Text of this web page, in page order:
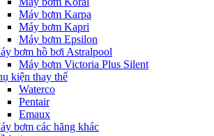
Máy bơm Karpa
Máy bơm Kapri
Máy bơm Epsilon
bơm hồ bơi Astralpool
Máy bơm Victoria Plus Silent
kiện thay thế
Waterco
Pentair
Emaux
bơm các hãng khác